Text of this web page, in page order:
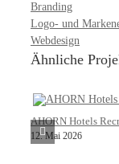
Branding
Logo- und
Webdesign
Ähnliche
AHORN Hotels
12. Mai 2026